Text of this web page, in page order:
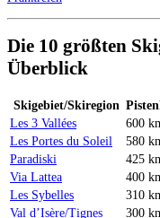
Die 10 größten
Überblick
Skigebiet/Skiregion
Les 3 Vallées
600
Les Portes du Soleil
580
Paradiski
425
Via Lattea
400
Les Sybelles
310
Val d’Isère/Tignes
300